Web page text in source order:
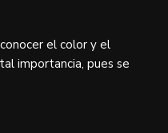
el color y el
importancia, pues se